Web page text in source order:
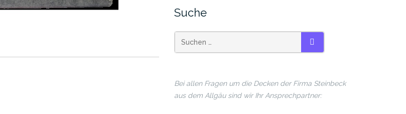
Suche
SUCHEN
Bei allen Fragen um die Decken der Firma Steinbeck
aus dem Allgäu sind wir Ihr Ansprechpartner: